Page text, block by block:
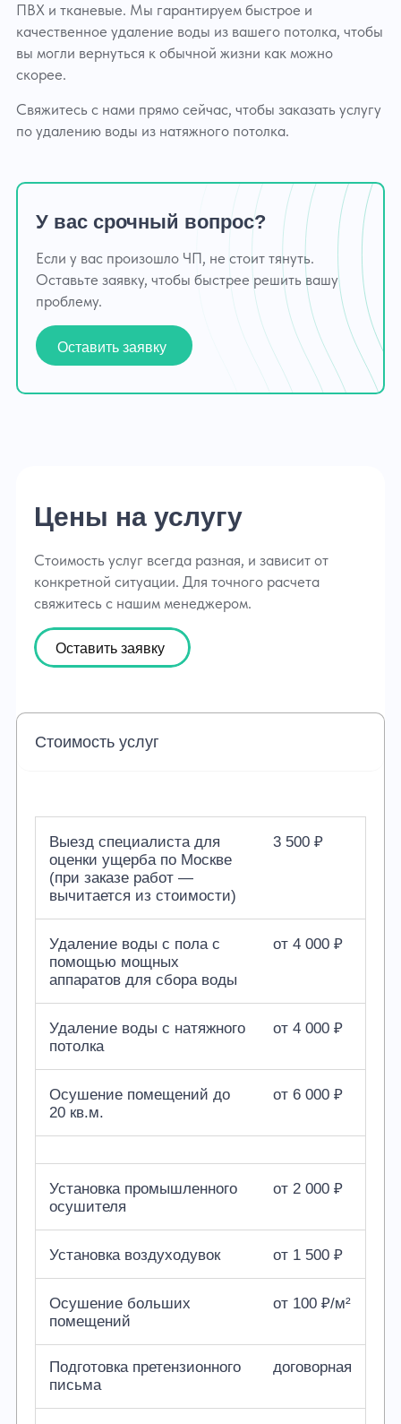
ПВХ и тканевые. Мы гарантируем быстрое и
качественное удаление воды из вашего потолка, чтобы
вы могли вернуться к обычной жизни как можно
скорее.
Свяжитесь с нами прямо сейчас, чтобы заказать услугу
по удалению воды из натяжного потолка.
У вас срочный вопрос?
Если у вас произошло ЧП, не стоит тянуть.
Оставьте заявку, чтобы быстрее решить вашу
проблему.
Оставить заявку
Цены на услугу
Стоимость услуг всегда разная, и зависит от
конкретной ситуации. Для точного расчета
свяжитесь с нашим менеджером.
Оставить заявку
Стоимость услуг
Выезд специалиста для
оценки ущерба по Москве
(при заказе работ —
вычитается из стоимости)
3 500 ₽
Удаление воды с пола с
помощью мощных
аппаратов для сбора воды
от 4 000 ₽
Удаление воды с натяжного
потолка
от 4 000 ₽
Осушение помещений до
20 кв.м.
от 6 000 ₽
Установка промышленного
осушителя
от 2 000 ₽
Установка воздуходувок от 1 500 ₽
Осушение больших
помещений
от 100 ₽/м²
Подготовка претензионного
письма
договорная